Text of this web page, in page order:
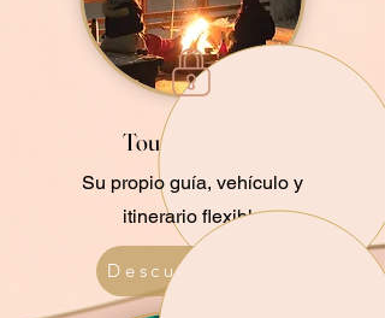
Tours privados
Su propio guía, vehículo y
itinerario flexible
Descubrir